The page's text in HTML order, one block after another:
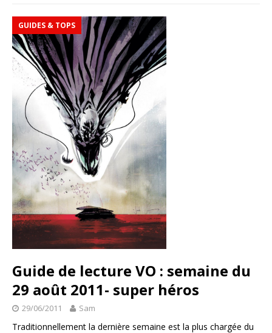
GUIDES & TOPS
Guide de lecture VO : semaine du
29 août 2011- super héros
29/06/2011 Sam
Traditionnellement la dernière semaine est la plus chargée du